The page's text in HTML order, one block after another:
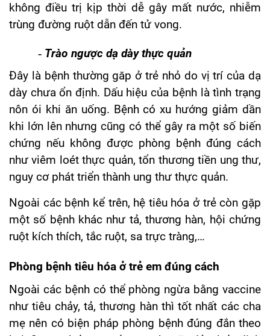
không điều trị kịp thời dễ gây mất nước, nhiễm
trùng đường ruột dẫn đến tử vong.
- Trào ngược dạ dày thực quản
Đây là bệnh thường găp ở trẻ nhỏ do vị trí của dạ
dày chưa ổn định. Dấu hiệu của bệnh là tình trạng
nôn ói khi ăn uống. Bệnh có xu hướng giảm dần
khi lớn lên nhưng cũng có thể gây ra một số biến
chứng nếu không được phòng bệnh đúng cách
như viêm loét thực quản, tổn thương tiền ung thư,
nguy cơ phát triển thành ung thư thực quản.
Ngoài các bệnh kể trên, hệ tiêu hóa ở trẻ còn gặp
một số bệnh khác như tả, thương hàn, hội chứng
ruột kích thích, tắc ruột, sa trực tràng,…
Phòng bệnh tiêu hóa ở trẻ em đúng cách
Ngoài các bệnh có thể phòng ngừa bằng vaccine
như tiêu chảy, tả, thương hàn thì tốt nhất các cha
mẹ nên có biện pháp phòng bệnh đúng đắn theo